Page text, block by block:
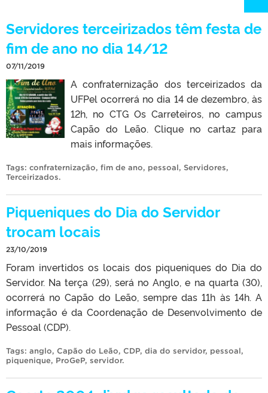
Servidores terceirizados têm festa de
fim de ano no dia 14/12
07/11/2019
A confraternização dos terceirizados da
UFPel ocorrerá no dia 14 de dezembro, às
12h, no CTG Os Carreteiros, no campus
Capão do Leão. Clique no cartaz para
mais informações.
Tags: confraternização, fim de ano, pessoal, Servidores,
Terceirizados.
Piqueniques do Dia do Servidor
trocam locais
23/10/2019
Foram invertidos os locais dos piqueniques do Dia do
Servidor. Na terça (29), será no Anglo, e na quarta (30),
ocorrerá no Capão do Leão, sempre das 11h às 14h. A
informação é da Coordenação de Desenvolvimento de
Pessoal (CDP).
Tags: anglo, Capão do Leão, CDP, dia do servidor, pessoal,
piquenique, ProGeP, servidor.